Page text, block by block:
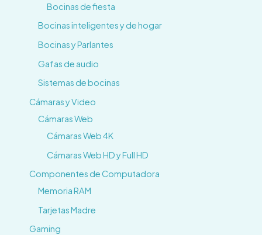
Bocinas de fiesta
Bocinas inteligentes y de hogar
Bocinas y Parlantes
Gafas de audio
Sistemas de bocinas
Cámaras y Video
Cámaras Web
Cámaras Web 4K
Cámaras Web HD y Full HD
Componentes de Computadora
Memoria RAM
Tarjetas Madre
Gaming